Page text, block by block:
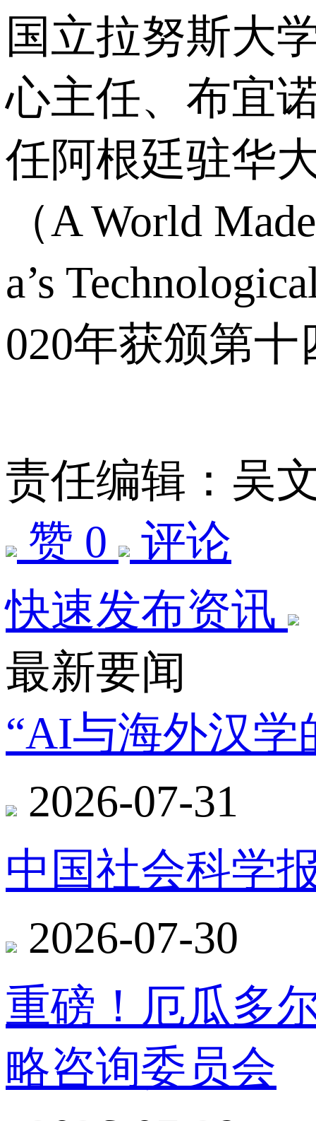
国立拉努斯大
心主任、布宜
任阿根廷驻华
（A World
a’s
020年获颁第
责任编辑：吴
赞 0
评论
快速发布资讯
最新要闻
“AI与海外汉学
2026-07-31
中国社会科学
2026-07-30
重磅！厄瓜多
略咨询委员会